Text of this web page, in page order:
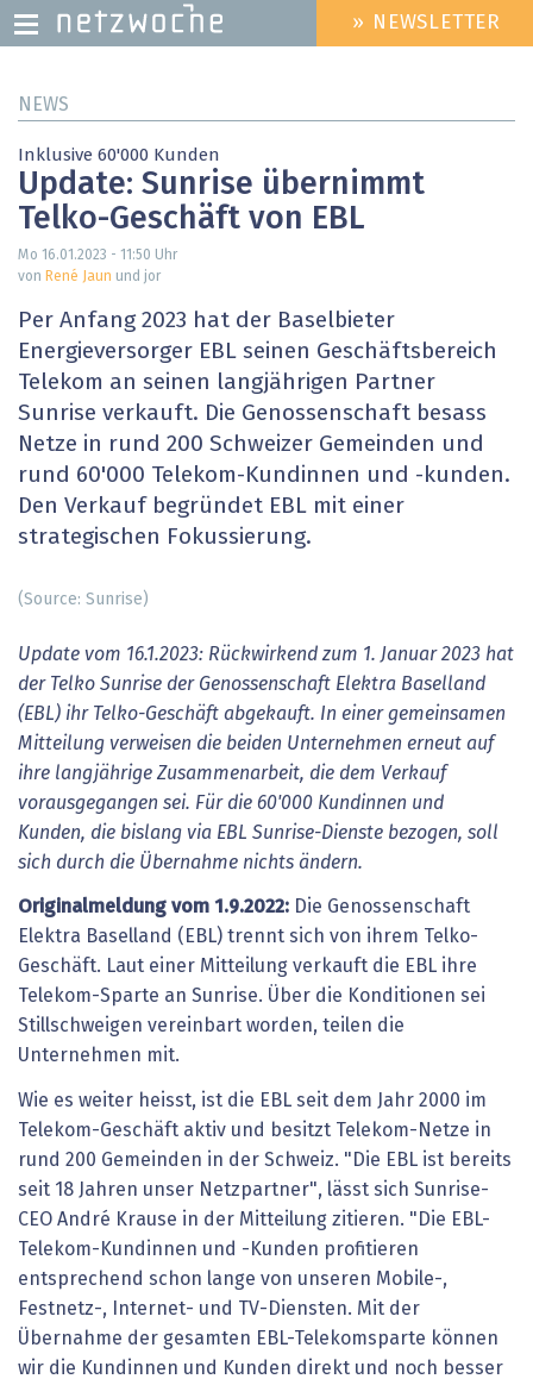
zum
HEADER
MENU
» NEWSLETTER
NEWS
Inklusive 60'000 Kunden
Update: Sunrise übernimmt
Telko-Geschäft von EBL
Mo 16.01.2023 - 11:50 Uhr
von René Jaun und jor
Per Anfang 2023 hat der Baselbieter
Energieversorger EBL seinen Geschäftsbereich
Telekom an seinen langjährigen Partner
Sunrise verkauft. Die Genossenschaft besass
Netze in rund 200 Schweizer Gemeinden und
rund 60'000 Telekom-Kundinnen und -kunden.
Den Verkauf begründet EBL mit einer
strategischen Fokussierung.
(Source: Sunrise)
Update vom 16.1.2023: Rückwirkend zum 1. Januar 2023 hat
der Telko Sunrise der Genossenschaft Elektra Baselland
(EBL) ihr Telko-Geschäft abgekauft. In einer gemeinsamen
Mitteilung verweisen die beiden Unternehmen erneut auf
ihre langjährige Zusammenarbeit, die dem Verkauf
vorausgegangen sei. Für die 60'000 Kundinnen und
Kunden, die bislang via EBL Sunrise-Dienste bezogen, soll
sich durch die Übernahme nichts ändern.
Originalmeldung vom 1.9.2022: Die Genossenschaft
Elektra Baselland (EBL) trennt sich von ihrem Telko-
Geschäft. Laut einer Mitteilung verkauft die EBL ihre
Telekom-Sparte an Sunrise. Über die Konditionen sei
Stillschweigen vereinbart worden, teilen die
Unternehmen mit.
Wie es weiter heisst, ist die EBL seit dem Jahr 2000 im
Telekom-Geschäft aktiv und besitzt Telekom-Netze in
rund 200 Gemeinden in der Schweiz. "Die EBL ist bereits
seit 18 Jahren unser Netzpartner", lässt sich Sunrise-
CEO André Krause in der Mitteilung zitieren. "Die EBL-
Telekom-Kundinnen und -Kunden profitieren
entsprechend schon lange von unseren Mobile-,
Festnetz-, Internet- und TV-Diensten. Mit der
Übernahme der gesamten EBL-Telekomsparte können
wir die Kundinnen und Kunden direkt und noch besser